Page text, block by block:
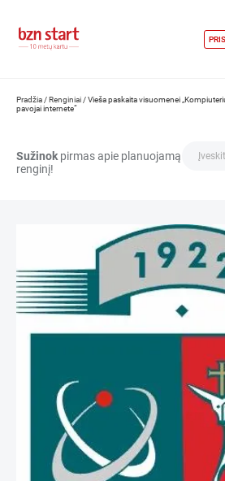
Pradžia /Renginiai /Vieša paskaita visuomenei
pavojai internete“
Sužinok pirmas apie planuojamą
renginį!